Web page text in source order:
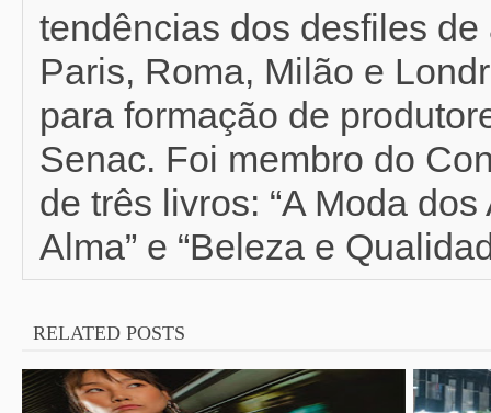
tendências dos desfiles
Paris, Roma, Milão e
para formação de
Senac. Foi membro do
de três livros: “A Moda
Alma” e “Beleza e
RELATED POSTS